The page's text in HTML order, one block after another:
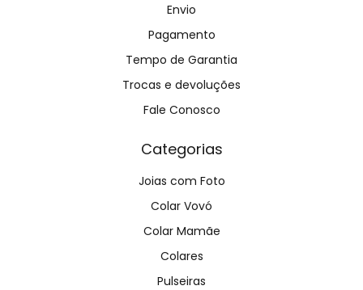
Envio
Pagamento
Tempo de Garantia
Trocas e devoluções
Fale Conosco
Categorias
Joias com Foto
Colar Vovó
Colar Mamãe
Colares
Pulseiras